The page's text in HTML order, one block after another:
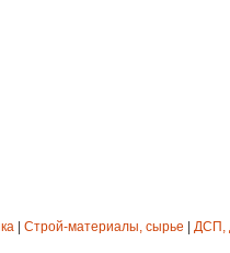
Строй-материалы, сырье ДСП,